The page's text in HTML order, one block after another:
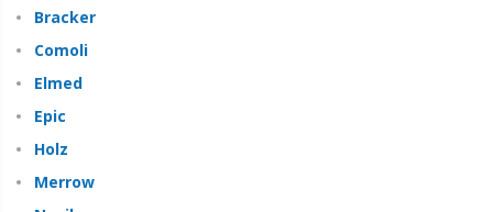
Bracker
Comoli
Elmed
Epic
Holz
Merrow